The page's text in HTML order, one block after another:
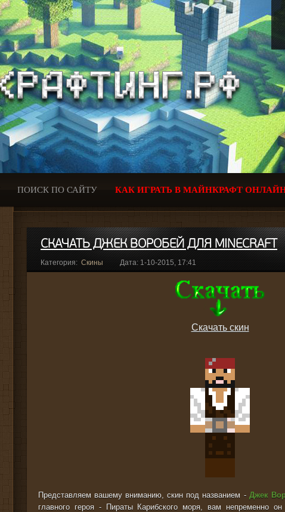
ПОИСК ПО САЙТУ КАК ИГРАТЬ В МАЙНКРАФТ
СКАЧАТЬ ДЖЕК ВОРОБЕЙ ДЛЯ MINECRAFT
Категория: Скины Дата: 1-10-2015, 17:41
Скачать скин
Представляем вашему вниманию, скин под названием - Джек
главного героя - Пираты Карибского моря, вам непременно